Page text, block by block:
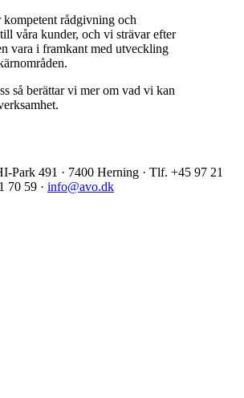
rådgivning och
våra kunder, och vi strävar efter
vara i framkant med utveckling
så berättar vi mer om vad vi kan
Park 491 · 7400 Herning · Tlf. +45 97 21
70 59 · info@avo.dk